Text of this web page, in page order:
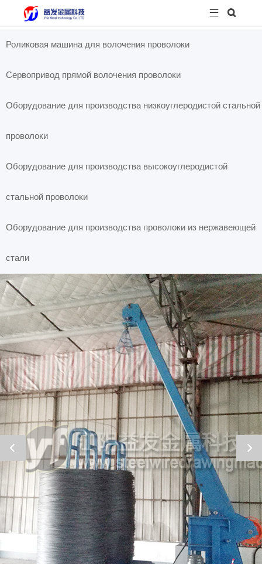
 
Роликовая машина для волочения проволоки
Сервопривод прямой волочения проволоки
Оборудование для производства низкоуглеродистой стальной
проволоки
Оборудование для производства высокоуглеродистой
стальной проволоки
Оборудование для производства проволоки из нержавеющей
стали